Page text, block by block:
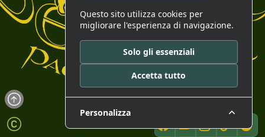
Questo sito utilizza cookies per
migliorare l'esperienza di navigazione.
Solo gli essenziali
Accetta tutto
Personalizza